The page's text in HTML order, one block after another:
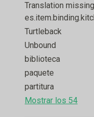
Translation
Turtleback
Unbound
biblioteca
paquete
partitura
Mostrar los 54